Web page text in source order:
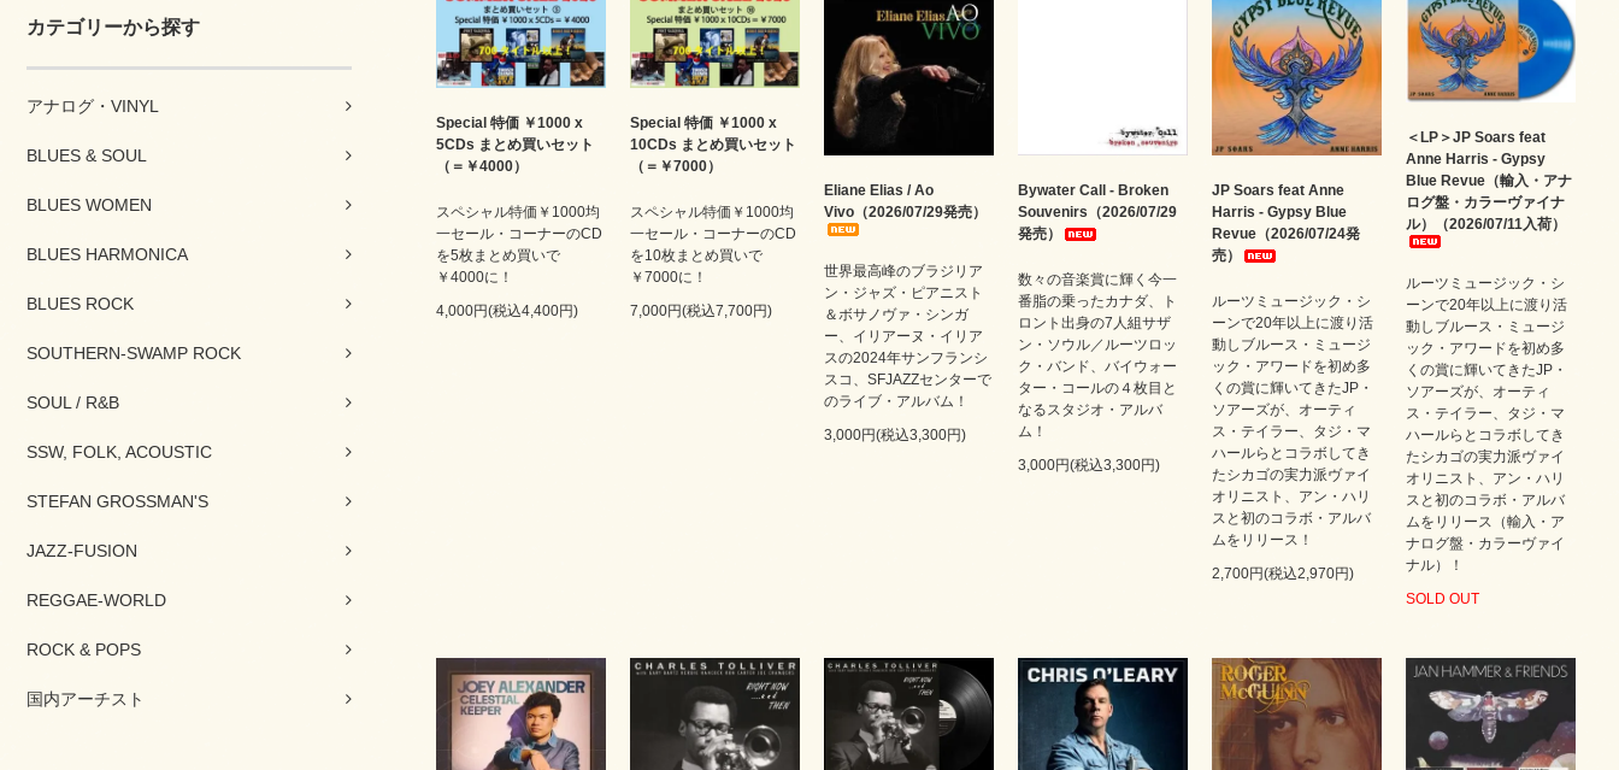
カテゴリーから探す
アナログ・VINYL
BLUES & SOUL
BLUES WOMEN
BLUES HARMONICA
BLUES ROCK
SOUTHERN-SWAMP ROCK
SOUL / R&B
SSW, FOLK, ACOUSTIC
STEFAN GROSSMAN'S
JAZZ-FUSION
REGGAE-WORLD
ROCK & POPS
国内アーチスト
Special 特価 ￥1000 x
5CDs まとめ買いセット
（＝￥4000）
スペシャル特価￥1000均
一セール・コーナーのCD
を5枚まとめ買いで
￥4000に！
4,000円(税込4,400円)
Special 特価 ￥1000 x
10CDs まとめ買いセット
（＝￥7000）
スペシャル特価￥1000均
一セール・コーナーのCD
を10枚まとめ買いで
￥7000に！
7,000円(税込7,700円)
Eliane Elias / Ao
Vivo（2026/07/29発売）
世界最高峰のブラジリア
ン・ジャズ・ピアニスト
＆ボサノヴァ・シンガ
ー、イリアーヌ・イリア
スの2024年サンフランシ
スコ、SFJAZZセンターで
のライブ・アルバム！
3,000円(税込3,300円)
Bywater Call - Broken
Souvenirs（2026/07/29
発売）
数々の音楽賞に輝く今一
番脂の乗ったカナダ、ト
ロント出身の7人組サザ
ン・ソウル／ルーツロッ
ク・バンド、バイウォー
ター・コールの４枚目と
なるスタジオ・アルバ
ム！
3,000円(税込3,300円)
JP Soars feat Anne
Harris - Gypsy Blue
Revue（2026/07/24発
売）
ルーツミュージック・シ
ーンで20年以上に渡り活
動しブルース・ミュージ
ック・アワードを初め多
くの賞に輝いてきたJP・
ソアーズが、オーティ
ス・テイラー、タジ・マ
ハールらとコラボしてき
たシカゴの実力派ヴァイ
オリニスト、アン・ハリ
スと初のコラボ・アルバ
ムをリリース！
2,700円(税込2,970円)
＜LP＞JP Soars feat
Anne Harris - Gypsy
Blue Revue（輸入・アナ
ログ盤・カラーヴァイナ
ル）（2026/07/11入荷）
ルーツミュージック・シ
ーンで20年以上に渡り活
動しブルース・ミュージ
ック・アワードを初め多
くの賞に輝いてきたJP・
ソアーズが、オーティ
ス・テイラー、タジ・マ
ハールらとコラボしてき
たシカゴの実力派ヴァイ
オリニスト、アン・ハリ
スと初のコラボ・アルバ
ムをリリース（輸入・ア
ナログ盤・カラーヴァイ
ナル）！
SOLD OUT